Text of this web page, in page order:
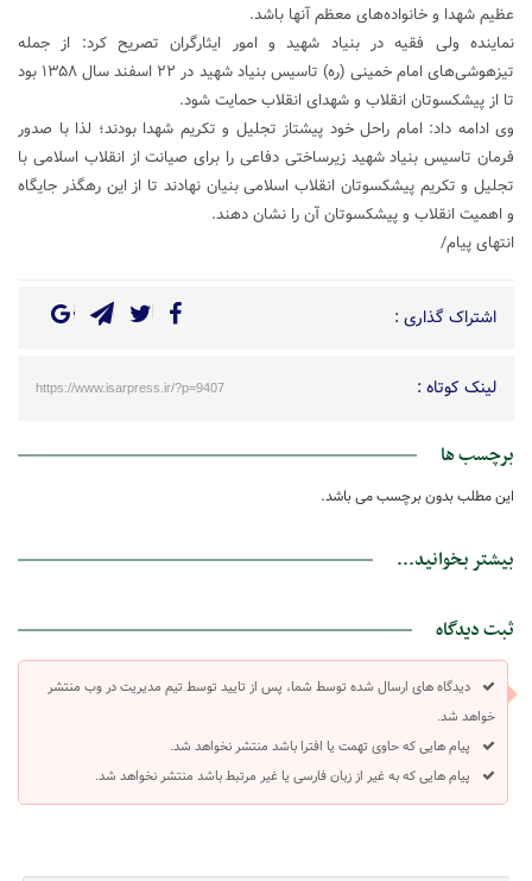
عظیم شهدا و خانواده‌های معظم آنها باشد.
نماینده ولی فقیه دربنیاد شهید و امور ایثارگرانتصریح کرد: از جمله
تیزهوشی‌های امام خمینی (ره) تاسیس بنیاد شهید در ۲۲ اسفند سال ۱۳۵۸ بود
تا از پیشکسوتان انقلاب و شهدای انقلاب حمایت شود.
وی ادامه داد: امام راحل خود پیشتاز تجلیل و تکریم شهدا بودند؛ لذا با صدور
فرمان تاسیس بنیاد شهید زیرساختی دفاعی را برای صیانت از انقلاب اسلامی با
تجلیل و تکریم پیشکسوتان انقلاب اسلامی بنیان نهادند تا از این رهگذر جایگاه
و اهمیت انقلاب و پیشکسوتان آن را نشان دهند.
انتهای پیام/
اشتراک گذاری :
لینک کوتاه : https://www.isarpress.ir/?p=9407
برچسب ها
این مطلب بدون برچسب می باشد.
بیشتر بخوانید...
ثبت دیدگاه
دیدگاه های ارسال شده توسط شما، پس از تایید توسط تیم مدیریت در وب منتشر
خواهد شد.
پیام هایی که حاوی تهمت یا افترا باشد منتشر نخواهد شد.
پیام هایی که به غیر از زبان فارسی یا غیر مرتبط باشد منتشر نخواهد شد.